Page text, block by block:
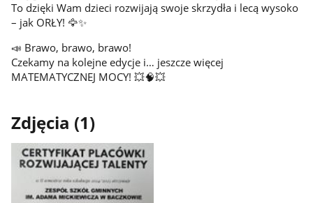
To dzięki Wam dzieci rozwijają swoje skrzydła i lecą wysoko
– jak ORŁY! 🦅✨
📣 Brawo, brawo, brawo!
Czekamy na kolejne edycje i… jeszcze więcej
MATEMATYCZNEJ MOCY! 💥🧠💥
Zdjęcia (1)